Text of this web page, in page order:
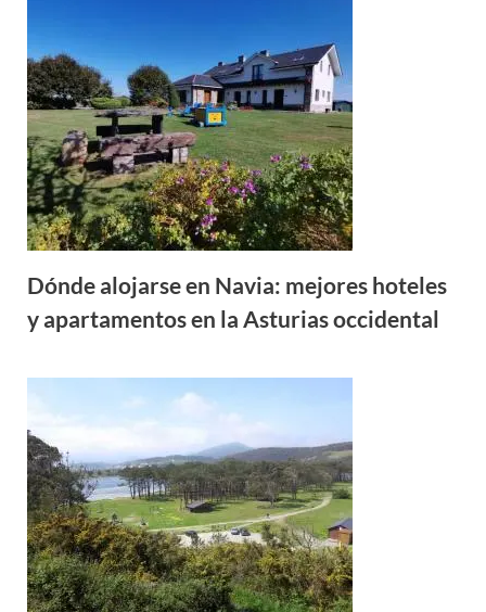
Dónde alojarse en Navia: mejores hoteles
y apartamentos en la Asturias occidental